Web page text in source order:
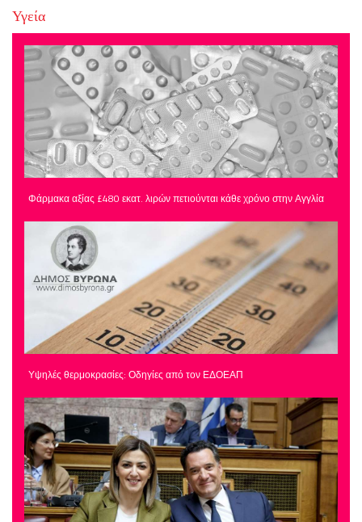
Υγεία
Φάρμακα αξίας £480 εκατ. λιρών πετιούνται κάθε χρόνο στην Αγγλία
Υψηλές θερμοκρασίες: Οδηγίες από τον ΕΔΟΕΑΠ